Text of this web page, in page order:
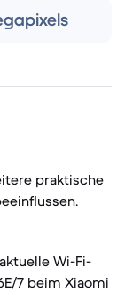
praktische
Wi-Fi-
7 beim Xiaomi